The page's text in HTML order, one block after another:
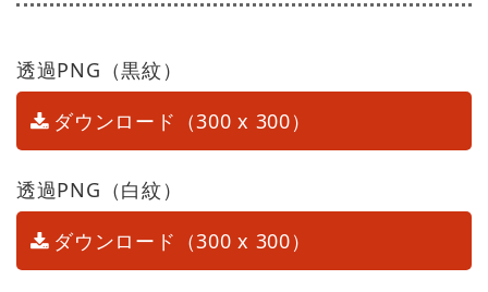
透過PNG（黒紋）
ダウンロード（300 x 300）
透過PNG（白紋）
ダウンロード（300 x 300）